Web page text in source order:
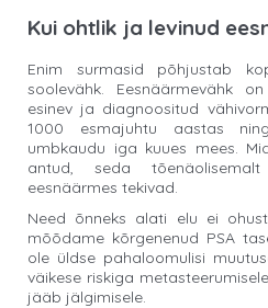
Kui ohtlik ja levinud
Enim surmasid põhjustab
soolevähk. Eesnäärmevähk
esinev ja diagnoositud
1000 esmajuhtu aastas
umbkaudu iga kuues mees.
antud, seda
eesnäärmes tekivad.
Need õnneks alati elu ei
mõõdame kõrgenenud PSA
ole üldse pahaloomulisi
väikese riskiga
jääb jälgimisele.